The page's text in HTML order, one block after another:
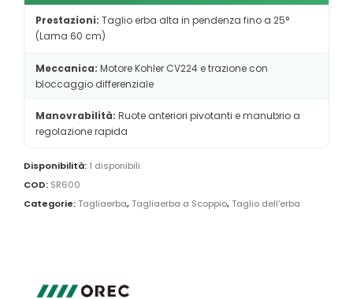
Prestazioni: Taglio erba alta in pendenza fino a 25°
(Lama 60 cm)
Meccanica: Motore Kohler CV224 e trazione con
bloccaggio differenziale
Manovrabilità: Ruote anteriori pivotanti e manubrio a
regolazione rapida
Disponibilità: 1 disponibili
COD: SR600
Categorie:Tagliaerba,Tagliaerba a Scoppio,Taglio dell'erba